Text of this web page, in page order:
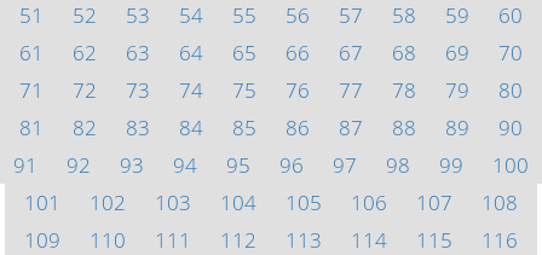
51
52 53 54 55 56 57 58 59
60
61
62 63 64 65 66 67 68 69
70
71
72 73 74 75 76 77 78 79
80
81
82 83 84 85 86 87 88 89
90
91
92 93 94 95 96 97 98 99
100
101
102 103 104 105 106 107
108
109
110 111 112 113 114 115
116